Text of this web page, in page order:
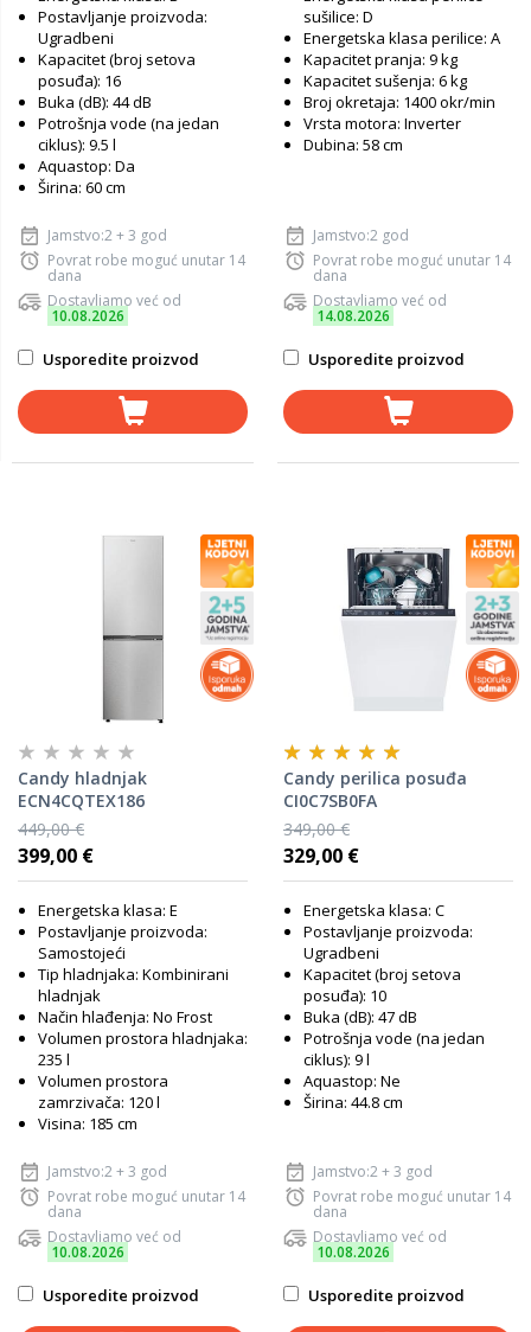
Postavljanje proizvoda:
Ugradbeni
Kapacitet (broj setova
posuđa): 16
Buka (dB): 44 dB
Potrošnja vode (na jedan
ciklus): 9.5 l
Aquastop: Da
Širina: 60 cm
Jamstvo:2 + 3 god
Povrat robe moguć unutar 14
dana
Dostavljamo već od
10.08.2026
Usporedite proizvod
sušilice: D
Energetska klasa perilice: A
Kapacitet pranja: 9 kg
Kapacitet sušenja: 6 kg
Broj okretaja: 1400 okr/min
Vrsta motora: Inverter
Dubina: 58 cm
Jamstvo:2 god
Povrat robe moguć unutar 14
dana
Dostavljamo već od
14.08.2026
Usporedite proizvod
Candy hladnjak
ECN4CQTEX186
449,00 €
399,00 €
Energetska klasa: E
Postavljanje proizvoda:
Samostojeći
Tip hladnjaka: Kombinirani
hladnjak
Način hlađenja: No Frost
Volumen prostora hladnjaka:
235 l
Volumen prostora
zamrzivača: 120 l
Visina: 185 cm
Jamstvo:2 + 3 god
Povrat robe moguć unutar 14
dana
Dostavljamo već od
10.08.2026
Usporedite proizvod
Candy perilica posuđa
CI0C7SB0FA
349,00 €
329,00 €
Energetska klasa: C
Postavljanje proizvoda:
Ugradbeni
Kapacitet (broj setova
posuđa): 10
Buka (dB): 47 dB
Potrošnja vode (na jedan
ciklus): 9 l
Aquastop: Ne
Širina: 44.8 cm
Jamstvo:2 + 3 god
Povrat robe moguć unutar 14
dana
Dostavljamo već od
10.08.2026
Usporedite proizvod